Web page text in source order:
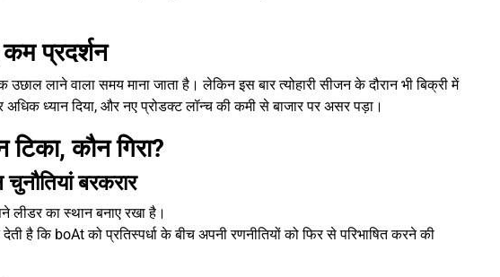
कम प्रदर्शन
उछाल लाने वाला समय माना जाता है। लेकिन इस बार त्योहारी सीजन के दौरान भी बिक्री में
अधिक ध्यान दिया, और नए प्रोडक्ट लॉन्च की कमी से बाजार पर असर पड़ा।
टिका, कौन गिरा?
बरकरार
लीडर का स्थान बनाए रखा है।
है कि boAt को प्रतिस्पर्धा के बीच अपनी रणनीतियों को फिर से परिभाषित करने की